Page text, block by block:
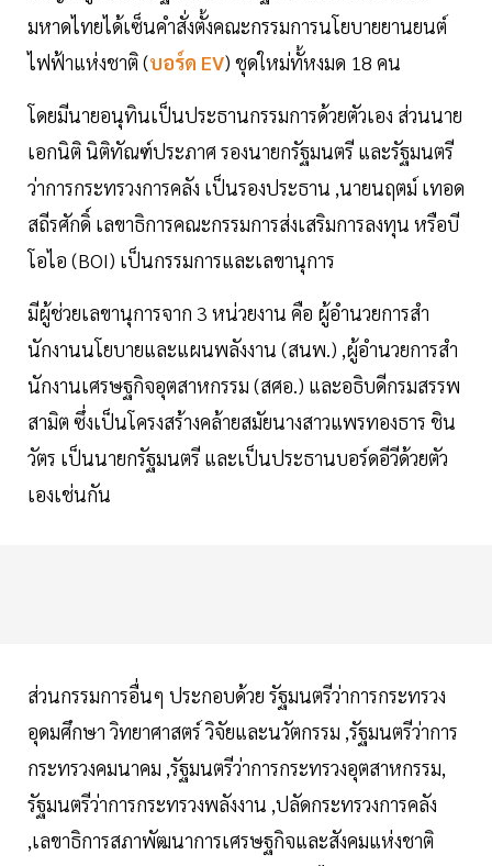
มหาดไทยได้เซ็นคำสั่งตั้งคณะกรรมการนโยบายยานยนต์
ไฟฟ้าแห่งชาติ (บอร์ด EV) ชุดใหม่ทั้หงมด 18 คน
โดยมีนายอนุทินเป็นประธานกรรมการด้วยตัวเอง ส่วนนาย
เอกนิติ นิติทัณฑ์ประภาศ รองนายกรัฐมนตรี และรัฐมนตรี
ว่าการกระทรวงการคลัง เป็นรองประธาน ,นายนฤตม์ เทอด
สถีรศักดิ์ เลขาธิการคณะกรรมการส่งเสริมการลงทุน หรือบี
โอไอ (BOI) เป็นกรรมการและเลขานุการ
มีผู้ช่วยเลขานุการจาก 3 หน่วยงาน คือ ผู้อํานวยการสํา
นักงานนโยบายและแผนพลังงาน (สนพ.) ,ผู้อํานวยการสํา
นักงานเศรษฐกิจอุตสาหกรรม (สศอ.) และอธิบดีกรมสรรพ
สามิต ซึ่งเป็นโครงสร้างคล้ายสมัยนางสาวแพรทองธาร ชิน
วัตร เป็นนายกรัฐมนตรี และเป็นประธานบอร์ดอีวีด้วยตัว
เองเช่นกัน
ส่วนกรรมการอื่นๆ ประกอบด้วย รัฐมนตรีว่าการกระทรวง
อุดมศึกษา วิทยาศาสตร์ วิจัยและนวัตกรรม ,รัฐมนตรีว่าการ
กระทรวงคมนาคม ,รัฐมนตรีว่าการกระทรวงอุตสาหกรรม,
รัฐมนตรีว่าการกระทรวงพลังงาน ,ปลัดกระทรวงการคลัง
,เลขาธิการสภาพัฒนาการเศรษฐกิจและสังคมแห่งชาติ